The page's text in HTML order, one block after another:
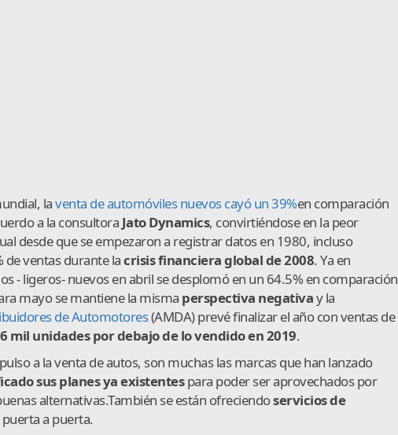
laventa de automóviles nuevos cayó un 39%en comparación
a la consultora Jato Dynamics, convirtiéndose en la peor
desde que se empezaron a registrar datos en 1980, incluso
de ventas durante lacrisis financiera global de 2008. Ya en
- ligeros- nuevos en abril se desplomó en un 64.5% en comparación
mayo se mantiene la misma perspectiva negativay la
de Automotores(AMDA) prevé finalizar el año con ventas de
mil unidades por debajo de lo vendido en 2019.
a la venta de autos, son muchas las marcas que han lanzado
sus planes ya existentespara poder ser aprovechados por
alternativas.También se están ofreciendoservicios de
a puerta.